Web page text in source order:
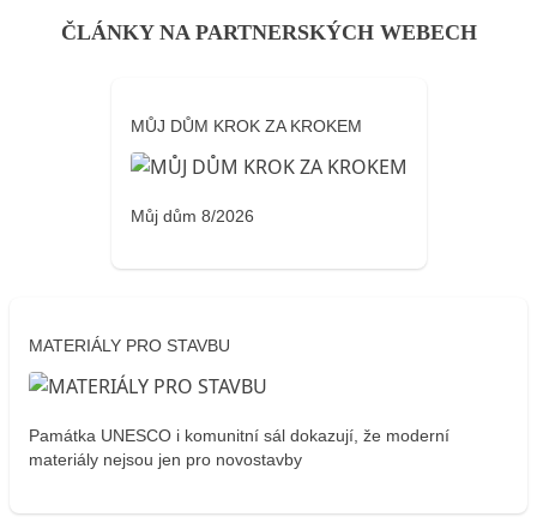
ČLÁNKY NA PARTNERSKÝCH WEBECH
MŮJ DŮM KROK ZA KROKEM
Můj dům 8/2026
MATERIÁLY PRO STAVBU
Památka UNESCO i komunitní sál dokazují, že moderní
materiály nejsou jen pro novostavby